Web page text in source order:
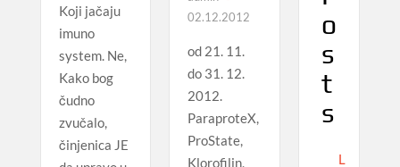
Koji jačaju
imuno
system. Ne,
Kako bog
čudno
zvučalo,
činjenica JE
02.12.2012
od 21. 11.
do 31. 12.
2012.
ParaproteX,
ProState,
Klorofilin,
o
s
t
s
L